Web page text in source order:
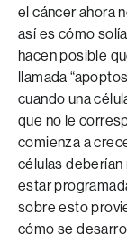
el cáncer ahora
así es cómo
hacen posible
llamada
cuando una
que no le
comienza a
células
estar
sobre esto
cómo se